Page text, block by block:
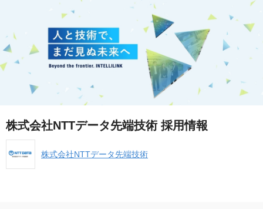
株式会社NTTデータ先端技術 採用情報
株式会社NTTデータ先端技術